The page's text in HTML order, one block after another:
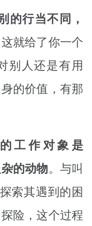
的行当不同，
就给了你一个
别人还是有用
的价值，有那
工作对象是
的动物。与叫
索其遇到的困
险，这个过程